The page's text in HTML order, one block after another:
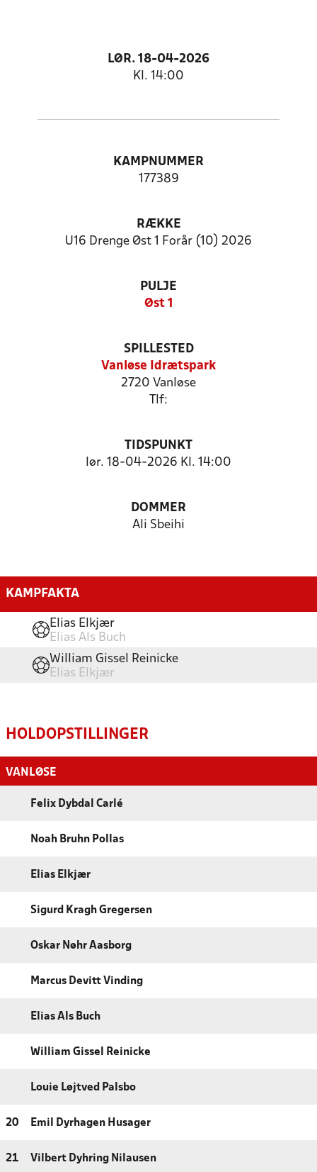
LØR. 18-04-2026
Kl. 14:00
KAMPNUMMER
177389
RÆKKE
U16 Drenge Øst 1 Forår (10) 2026
PULJE
Øst 1
SPILLESTED
Vanløse Idrætspark
2720 Vanløse
Tlf:
TIDSPUNKT
lør. 18-04-2026 Kl. 14:00
DOMMER
Ali Sbeihi
KAMPFAKTA
Elias Elkjær
Elias Als Buch
William Gissel Reinicke
Elias Elkjær
HOLDOPSTILLINGER
VANLØSE
Felix Dybdal Carlé
Noah Bruhn Pollas
Elias Elkjær
Sigurd Kragh Gregersen
Oskar Nøhr Aasborg
Marcus Devitt Vinding
Elias Als Buch
William Gissel Reinicke
Louie Løjtved Palsbo
20 Emil Dyrhagen Husager
21 Vilbert Dyhring Nilausen